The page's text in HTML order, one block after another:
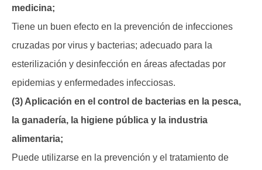
medicina;
Tiene un buen efecto en la prevención de infecciones
cruzadas por virus y bacterias; adecuado para la
esterilización y desinfección en áreas afectadas por
epidemias y enfermedades infecciosas.
(3) Aplicación en el control de bacterias en la pesca,
la ganadería, la higiene pública y la industria
alimentaria;
Puede utilizarse en la prevención y el tratamiento de